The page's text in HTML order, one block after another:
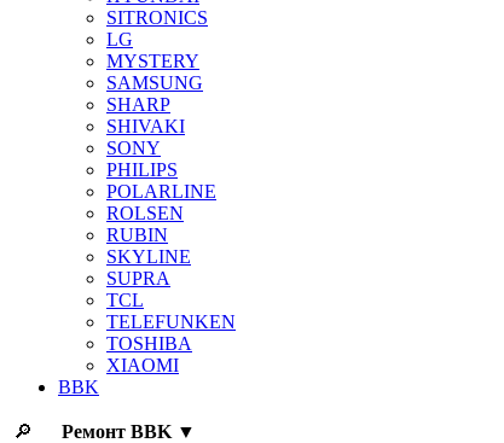
SITRONICS
LG
MYSTERY
SAMSUNG
SHARP
SHIVAKI
SONY
PHILIPS
POLARLINE
ROLSEN
RUBIN
SKYLINE
SUPRA
TCL
TELEFUNKEN
TOSHIBA
XIAOMI
BBK
🔎 Ремонт BBK ▼